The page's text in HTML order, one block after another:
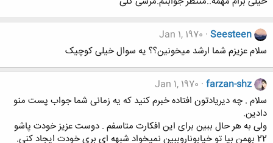
Seesteen
Jan 1, 1970
سلام عزیزم شما ارشد میخونین؟؟ یه سوال خیلی کوچیک
farzan-shz
Jan 1, 1970
سلام . چه دیریادتون افتاده خبرم کنید که یه زمانی شما جواب پست منو
دادین.
ولی به هر حال ببین برای این افکارت متاسفم . دوست عزیز خودت پاشو
22 بهمن بیا تو خیابوناروببین نمیخواد شبهه ای بری خودت ایجاد کنی.